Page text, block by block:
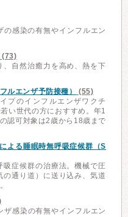
感染の有無やインフルエン
(73)
自然治癒力を高め、熱を下
ルエンザ予防接種）
(55)
プのインフルエンザワクチ
い世代の方におすすめ。年1
認可対象は2歳から18歳まで
よる睡眠時無呼吸症候群（S
症候群の治療法。機械で圧
通り道）に送り込み、気道
感染の有無やインフルエン